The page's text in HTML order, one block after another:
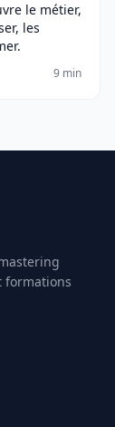
le métier,
les
9 min
formations